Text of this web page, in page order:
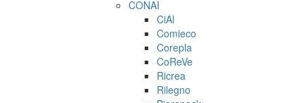
CONAI
CiAl
Comieco
Corepla
CoReVe
Ricrea
Rilegno